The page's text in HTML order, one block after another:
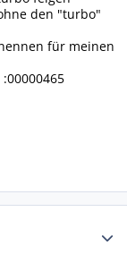
den "turbo"
für meinen